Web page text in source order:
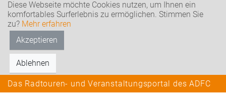
Diese Webseite möchte Cookies nutzen, um Ihnen ein
komfortables Surferlebnis zu ermöglichen. Stimmen Sie
zu? Mehr erfahren
Akzeptieren
Ablehnen
Das Radtouren- und Veranstaltungsportal des ADFC